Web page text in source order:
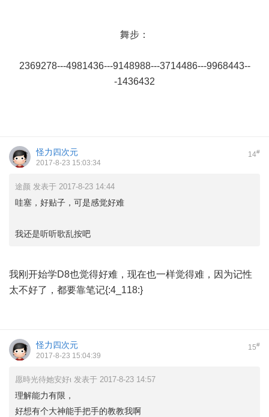
舞步：
2369278---4981436---9148988---3714486---9968443--
-1436432
14#
怪力四次元
2017-8-23 15:03:34
途颜 发表于 2017-8-23 14:44
哇塞，好贴子，可是感觉好难
我还是听听歌乱按吧
我刚开始学D8也觉得好难，现在也一样觉得难，因为记性
太不好了，都要靠笔记{:4_118:}
15#
怪力四次元
2017-8-23 15:04:39
愿時光待她安好ι 发表于 2017-8-23 14:57
理解能力有限，
好想有个大神能手把手的教教我啊